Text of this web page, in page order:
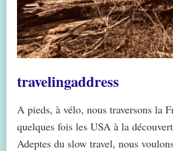
travelingaddress
A pieds, à vélo, nous traversons la
quelques fois les USA à la
Adeptes du slow travel, nous